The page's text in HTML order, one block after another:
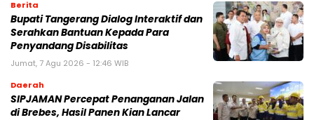
Berita
Bupati Tangerang Dialog Interaktif dan
Serahkan Bantuan Kepada Para
Penyandang Disabilitas
Jumat, 7 Agu 2026 - 12:46 WIB
Daerah
SIPJAMAN Percepat Penanganan Jalan
di Brebes, Hasil Panen Kian Lancar